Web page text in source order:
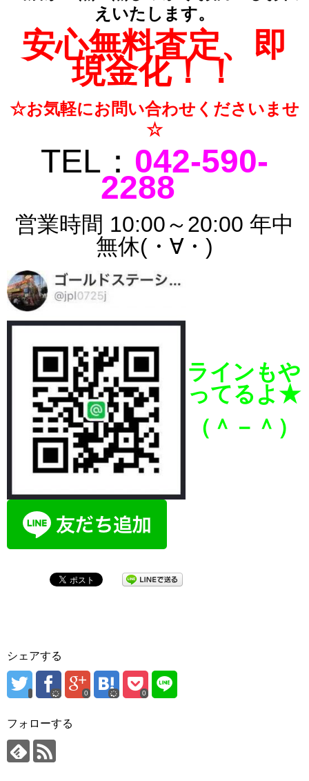
えいたします。
安心無料査定、即
現金化！！
☆お気軽にお問い合わせくださいませ
☆
TEL： 042-590-
2288
営業時間 10:00～20:00 年中
無休(・∀・)
ラインもや
ってるよ★
（＾－＾）
シェアする
0 0
フォローする